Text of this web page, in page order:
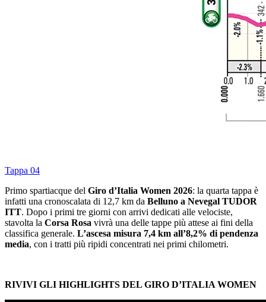
Tappa 04
Primo spartiacque del Giro d’Italia Women 2026: la quarta tappa è
infatti una cronoscalata di 12,7 km da Belluno a Nevegal TUDOR
ITT. Dopo i primi tre giorni con arrivi dedicati alle velociste,
stavolta la Corsa Rosa vivrà una delle tappe più attese ai fini della
classifica generale. L’ascesa misura 7,4 km all’8,2% di pendenza
media, con i tratti più ripidi concentrati nei primi chilometri.
RIVIVI GLI HIGHLIGHTS DEL GIRO D’ITALIA WOMEN